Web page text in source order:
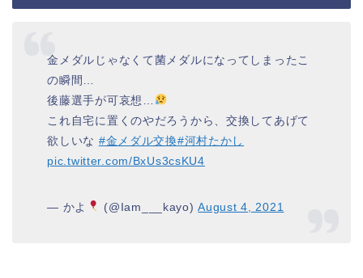
金メダルじゃなくて菌メダルになってしまったこ
の瞬間…
後藤選手が可哀想…
これ自宅に置くのやだろうから、交換してあげて
欲しいな #金メダル交換#河村たかし
pic.twitter.com/BxUs3csKU4
— かよ (@Iam___kayo)August 4, 2021